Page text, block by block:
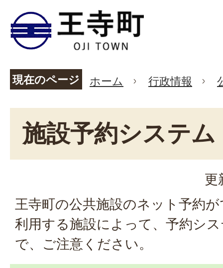
現在のページ ホーム 行政情報
施設予約システム
更
王寺町の公共施設のネット予約
利用する施設によって、予約シ
で、ご注意ください。